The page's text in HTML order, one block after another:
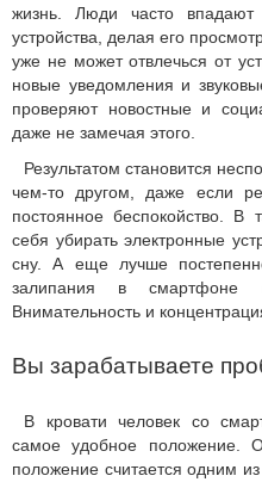
жизнь. Люди часто впадают
устройства, делая его
уже не может отвлечься от
новые уведомления и
проверяют новостные и
даже не замечая этого.
Результатом становится
чем-то другом, даже если
постоянное беспокойство. В
себя убирать электронные
сну. А еще лучше
залипания в смартфоне
Внимательность и
Вы зарабатываете
В кровати человек со
самое удобное положение.
положение считается одним